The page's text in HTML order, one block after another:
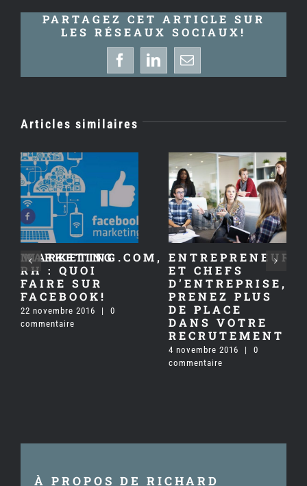
PARTAGEZ CET ARTICLE SUR
LES RÉSEAUX SOCIAUX!
FacebookLinkedInEmail
Articles similaires
MARKETING
RH : QUOI
FAIRE SUR
FACEBOOK!
22 novembre 2016 |
0
commentaire
ENTREPRENEURS
ET CHEFS
D’ENTREPRISE,
PRENEZ PLUS
DE PLACE
DANS VOTRE
RECRUTEMENT
4 novembre 2016 |
0
commentaire
À PROPOS DE RICHARD